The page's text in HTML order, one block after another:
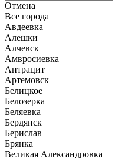
Отмена
Все города
Авдеевка
Алешки
Алчевск
Амвросиевка
Антрацит
Артемовск
Белицкое
Белозерка
Беляевка
Бердянск
Берислав
Брянка
Великая Александровка